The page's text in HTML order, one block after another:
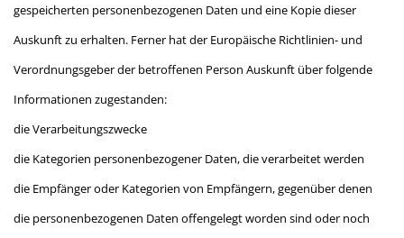
gespeicherten personenbezogenen Daten und eine Kopie dieser
Auskunft zu erhalten. Ferner hat der Europäische Richtlinien- und
Verordnungsgeber der betroffenen Person Auskunft über folgende
Informationen zugestanden:
die Verarbeitungszwecke
die Kategorien personenbezogener Daten, die verarbeitet werden
die Empfänger oder Kategorien von Empfängern, gegenüber denen
die personenbezogenen Daten offengelegt worden sind oder noch